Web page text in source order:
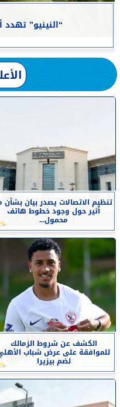
“النينيو”
تنظيم الاتصالات يصدر بيان بشأن
أثير حول وجود خطوط هاتف
محمول...
الكشف عن شروط الزمالك
للموافقة على عرض شباب
لضم بيزيرا